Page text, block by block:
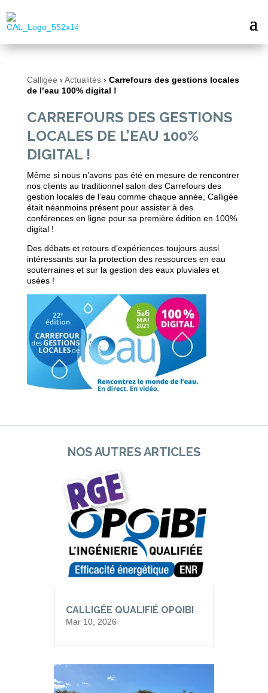
Calligée › Actualités› Carrefours des gestions locales
de l’eau 100% digital !
CARREFOURS DES GESTIONS
LOCALES DE L’EAU 100%
DIGITAL !
Même si nous n’avons pas été en mesure de rencontrer
nos clients au traditionnel salon des Carrefours des
gestion locales de l’eau comme chaque année, Calligée
était néanmoins présent pour assister à des
conférences en ligne pour sa première édition en 100%
digital !
Des débats et retours d’expériences toujours aussi
intéressants sur la protection des ressources en eau
souterraines et sur la gestion des eaux pluviales et
usées !
NOS AUTRES ARTICLES
CALLIGÉE QUALIFIÉ OPQIBI
Mar 10, 2026